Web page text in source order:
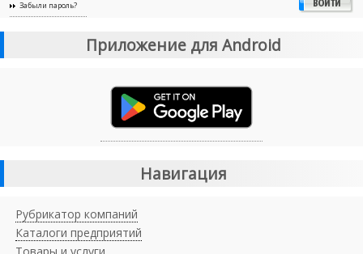
Забыли пароль?
Приложение для Android
Навигация
Рубрикатор компаний
Каталоги предприятий